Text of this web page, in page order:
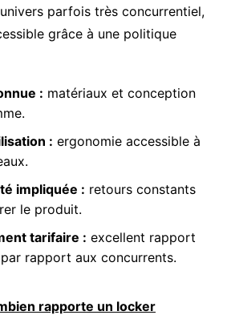
univers parfois très concurrentiel,
grâce à une politique
: matériaux et conception
: ergonomie accessible à
impliquée : retours constants
le produit.
tarifaire : excellent rapport
rapport aux concurrents.
rapporte un locker